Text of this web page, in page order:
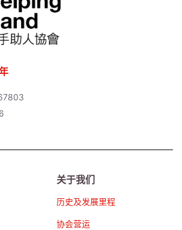
关于我们
历史及发展里程
协会营运